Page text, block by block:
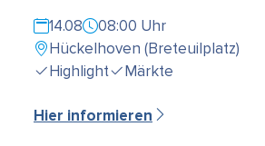
14.08
08:00 Uhr
Hückelhoven (Breteuilplatz)
Highlight
Märkte
Hier informieren